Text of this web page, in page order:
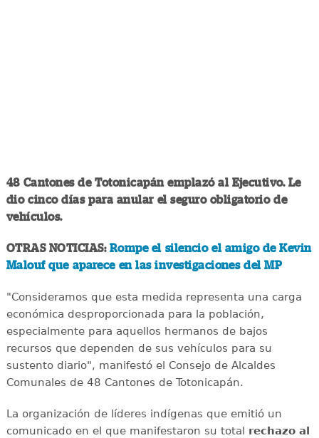
48 Cantones de Totonicapán emplazó al Ejecutivo. Le
dio cinco días para anular el seguro obligatorio de
vehículos.
OTRAS NOTICIAS: Rompe el silencio el amigo de Kevin
Malouf que aparece en las investigaciones del MP
"Consideramos que esta medida representa una carga
económica desproporcionada para la población,
especialmente para aquellos hermanos de bajos
recursos que dependen de sus vehículos para su
sustento diario", manifestó el Consejo de Alcaldes
Comunales de 48 Cantones de Totonicapán.
La organización de líderes indígenas que emitió un
comunicado en el que manifestaron su total rechazo al